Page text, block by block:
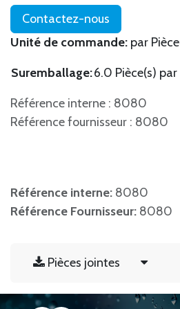
Contactez-nous
Unité de commande: par
Suremballage:6.0 Pièce(s)
Référence interne : 8080
Référence fournisseur : 8080
Référence interne: 8080
Référence Fournisseur: 8080
Pièces jointes